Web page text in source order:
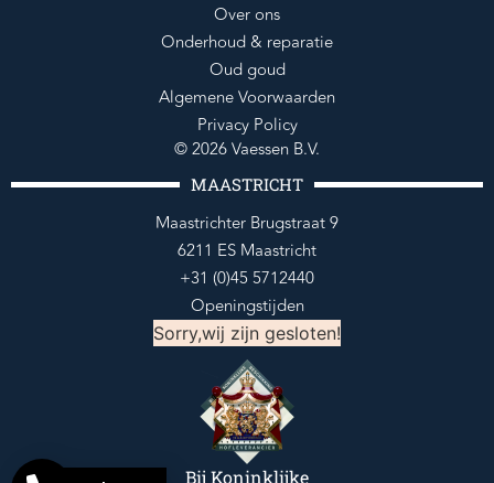
Over ons
Onderhoud & reparatie
Oud goud
Algemene Voorwaarden
Privacy Policy
© 2026 Vaessen B.V.
MAASTRICHT
Maastrichter Brugstraat 9
6211 ES Maastricht
+31 (0)45 5712440
Openingstijden
Sorry,wij zijn gesloten!
Bij Koninklijke